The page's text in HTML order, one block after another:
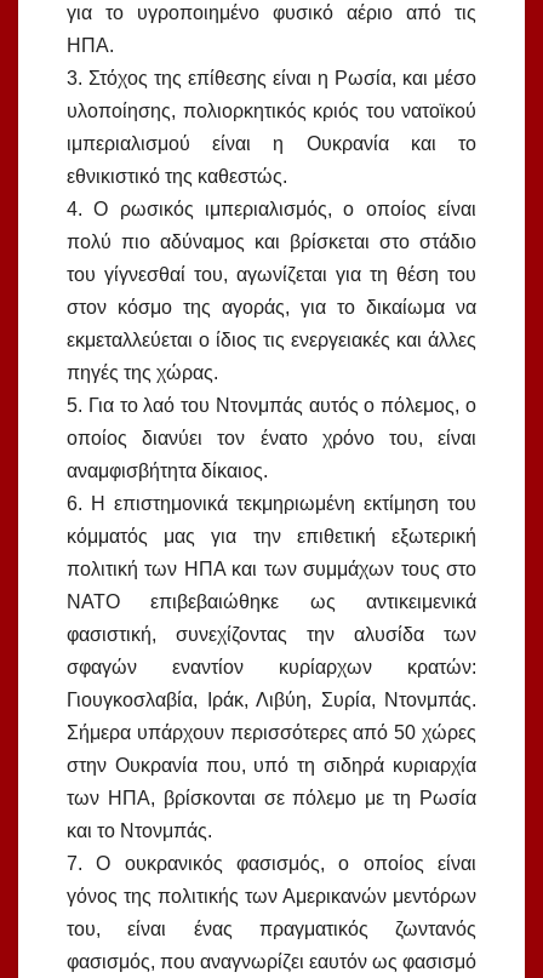
για το υγροποιημένο φυσικό αέριο από τις
ΗΠΑ.
3. Στόχος της επίθεσης είναι η Ρωσία, και μέσο
υλοποίησης, πολιορκητικός κριός του νατοϊκού
ιμπεριαλισμού είναι η Ουκρανία και το
εθνικιστικό της καθεστώς.
4. Ο ρωσικός ιμπεριαλισμός, ο οποίος είναι
πολύ πιο αδύναμος και βρίσκεται στο στάδιο
του γίγνεσθαί του, αγωνίζεται για τη θέση του
στον κόσμο της αγοράς, για το δικαίωμα να
εκμεταλλεύεται ο ίδιος τις ενεργειακές και άλλες
πηγές της χώρας.
5. Για το λαό του Ντονμπάς αυτός ο πόλεμος, ο
οποίος διανύει τον ένατο χρόνο του, είναι
αναμφισβήτητα δίκαιος.
6. Η επιστημονικά τεκμηριωμένη εκτίμηση του
κόμματός μας για την επιθετική εξωτερική
πολιτική των ΗΠΑ και των συμμάχων τους στο
ΝΑΤΟ επιβεβαιώθηκε ως αντικειμενικά
φασιστική, συνεχίζοντας την αλυσίδα των
σφαγών εναντίον κυρίαρχων κρατών:
Γιουγκοσλαβία, Ιράκ, Λιβύη, Συρία, Ντονμπάς.
Σήμερα υπάρχουν περισσότερες από 50 χώρες
στην Ουκρανία που, υπό τη σιδηρά κυριαρχία
των ΗΠΑ, βρίσκονται σε πόλεμο με τη Ρωσία
και το Ντονμπάς.
7. Ο ουκρανικός φασισμός, ο οποίος είναι
γόνος της πολιτικής των Αμερικανών μεντόρων
του, είναι ένας πραγματικός ζωντανός
φασισμός, που αναγνωρίζει εαυτόν ως φασισμό